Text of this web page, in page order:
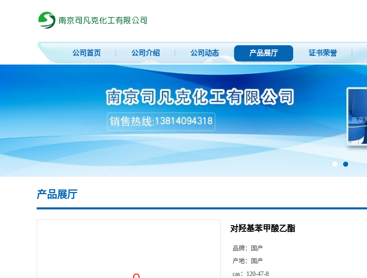
公司首页 公司介绍 公司动态 产品展厅 证书荣誉
产品展厅
对羟基苯甲酸乙酯
品牌：
国产
产地：
国产
cas： 120-47-8